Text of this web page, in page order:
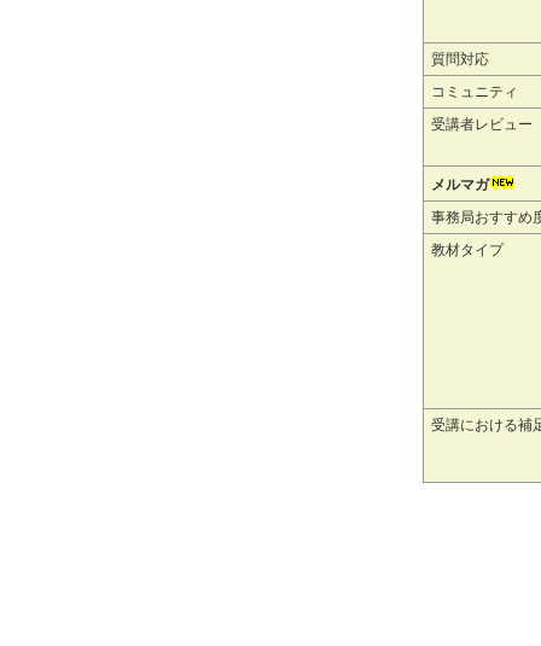
質問対応
コミュニティ
受講者レビュー
メルマガ
事務局おすすめ
教材タイプ
受講における補